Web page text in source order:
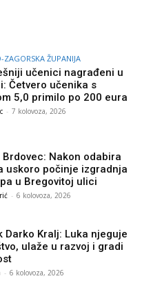
ZAGORSKA ŽUPANIJA
učenici nagrađeni u
Četvero učenika s
5,0 primilo po 200 eura
- 7 kolovoza, 2026
Nakon odabira
uskoro počinje izgradnja
u Bregovitoj ulici
- 6 kolovoza, 2026
Darko Kralj: Luka njeguje
ulaže u razvoj i gradi
- 6 kolovoza, 2026